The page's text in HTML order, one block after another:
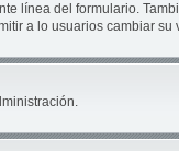
línea del formulario.
a lo usuarios cambiar su